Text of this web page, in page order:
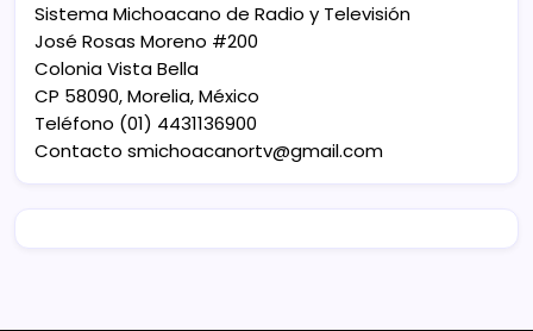
Sistema Michoacano de Radio y Televisión
José Rosas Moreno #200
Colonia Vista Bella
CP 58090, Morelia, México
Teléfono (01) 4431136900
Contacto smichoacanortv@gmail.com